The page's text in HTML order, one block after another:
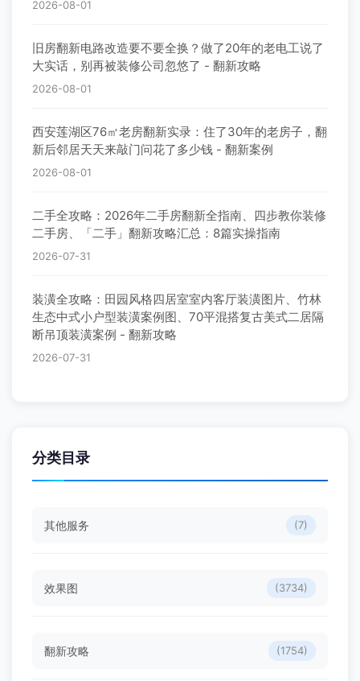
2026-08-01
旧房翻新电路改造要不要全换？做了20年的老电工说了
大实话，别再被装修公司忽悠了 - 翻新攻略
2026-08-01
西安莲湖区76㎡老房翻新实录：住了30年的老房子，翻
新后邻居天天来敲门问花了多少钱 - 翻新案例
2026-08-01
二手全攻略：2026年二手房翻新全指南、四步教你装修
二手房、「二手」翻新攻略汇总：8篇实操指南
2026-07-31
装潢全攻略：田园风格四居室室内客厅装潢图片、竹林
生态中式小户型装潢案例图、70平混搭复古美式二居隔
断吊顶装潢案例 - 翻新攻略
2026-07-31
分类目录
其他服务 (7)
效果图 (3734)
翻新攻略 (1754)